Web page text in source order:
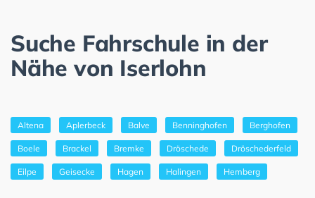
Suche Fahrschule in der
Nähe von Iserlohn
Altena Aplerbeck Balve Benninghofen Berghofen
Boele Brackel Bremke Dröschede Dröschederfeld
Eilpe Geisecke Hagen Halingen Hemberg